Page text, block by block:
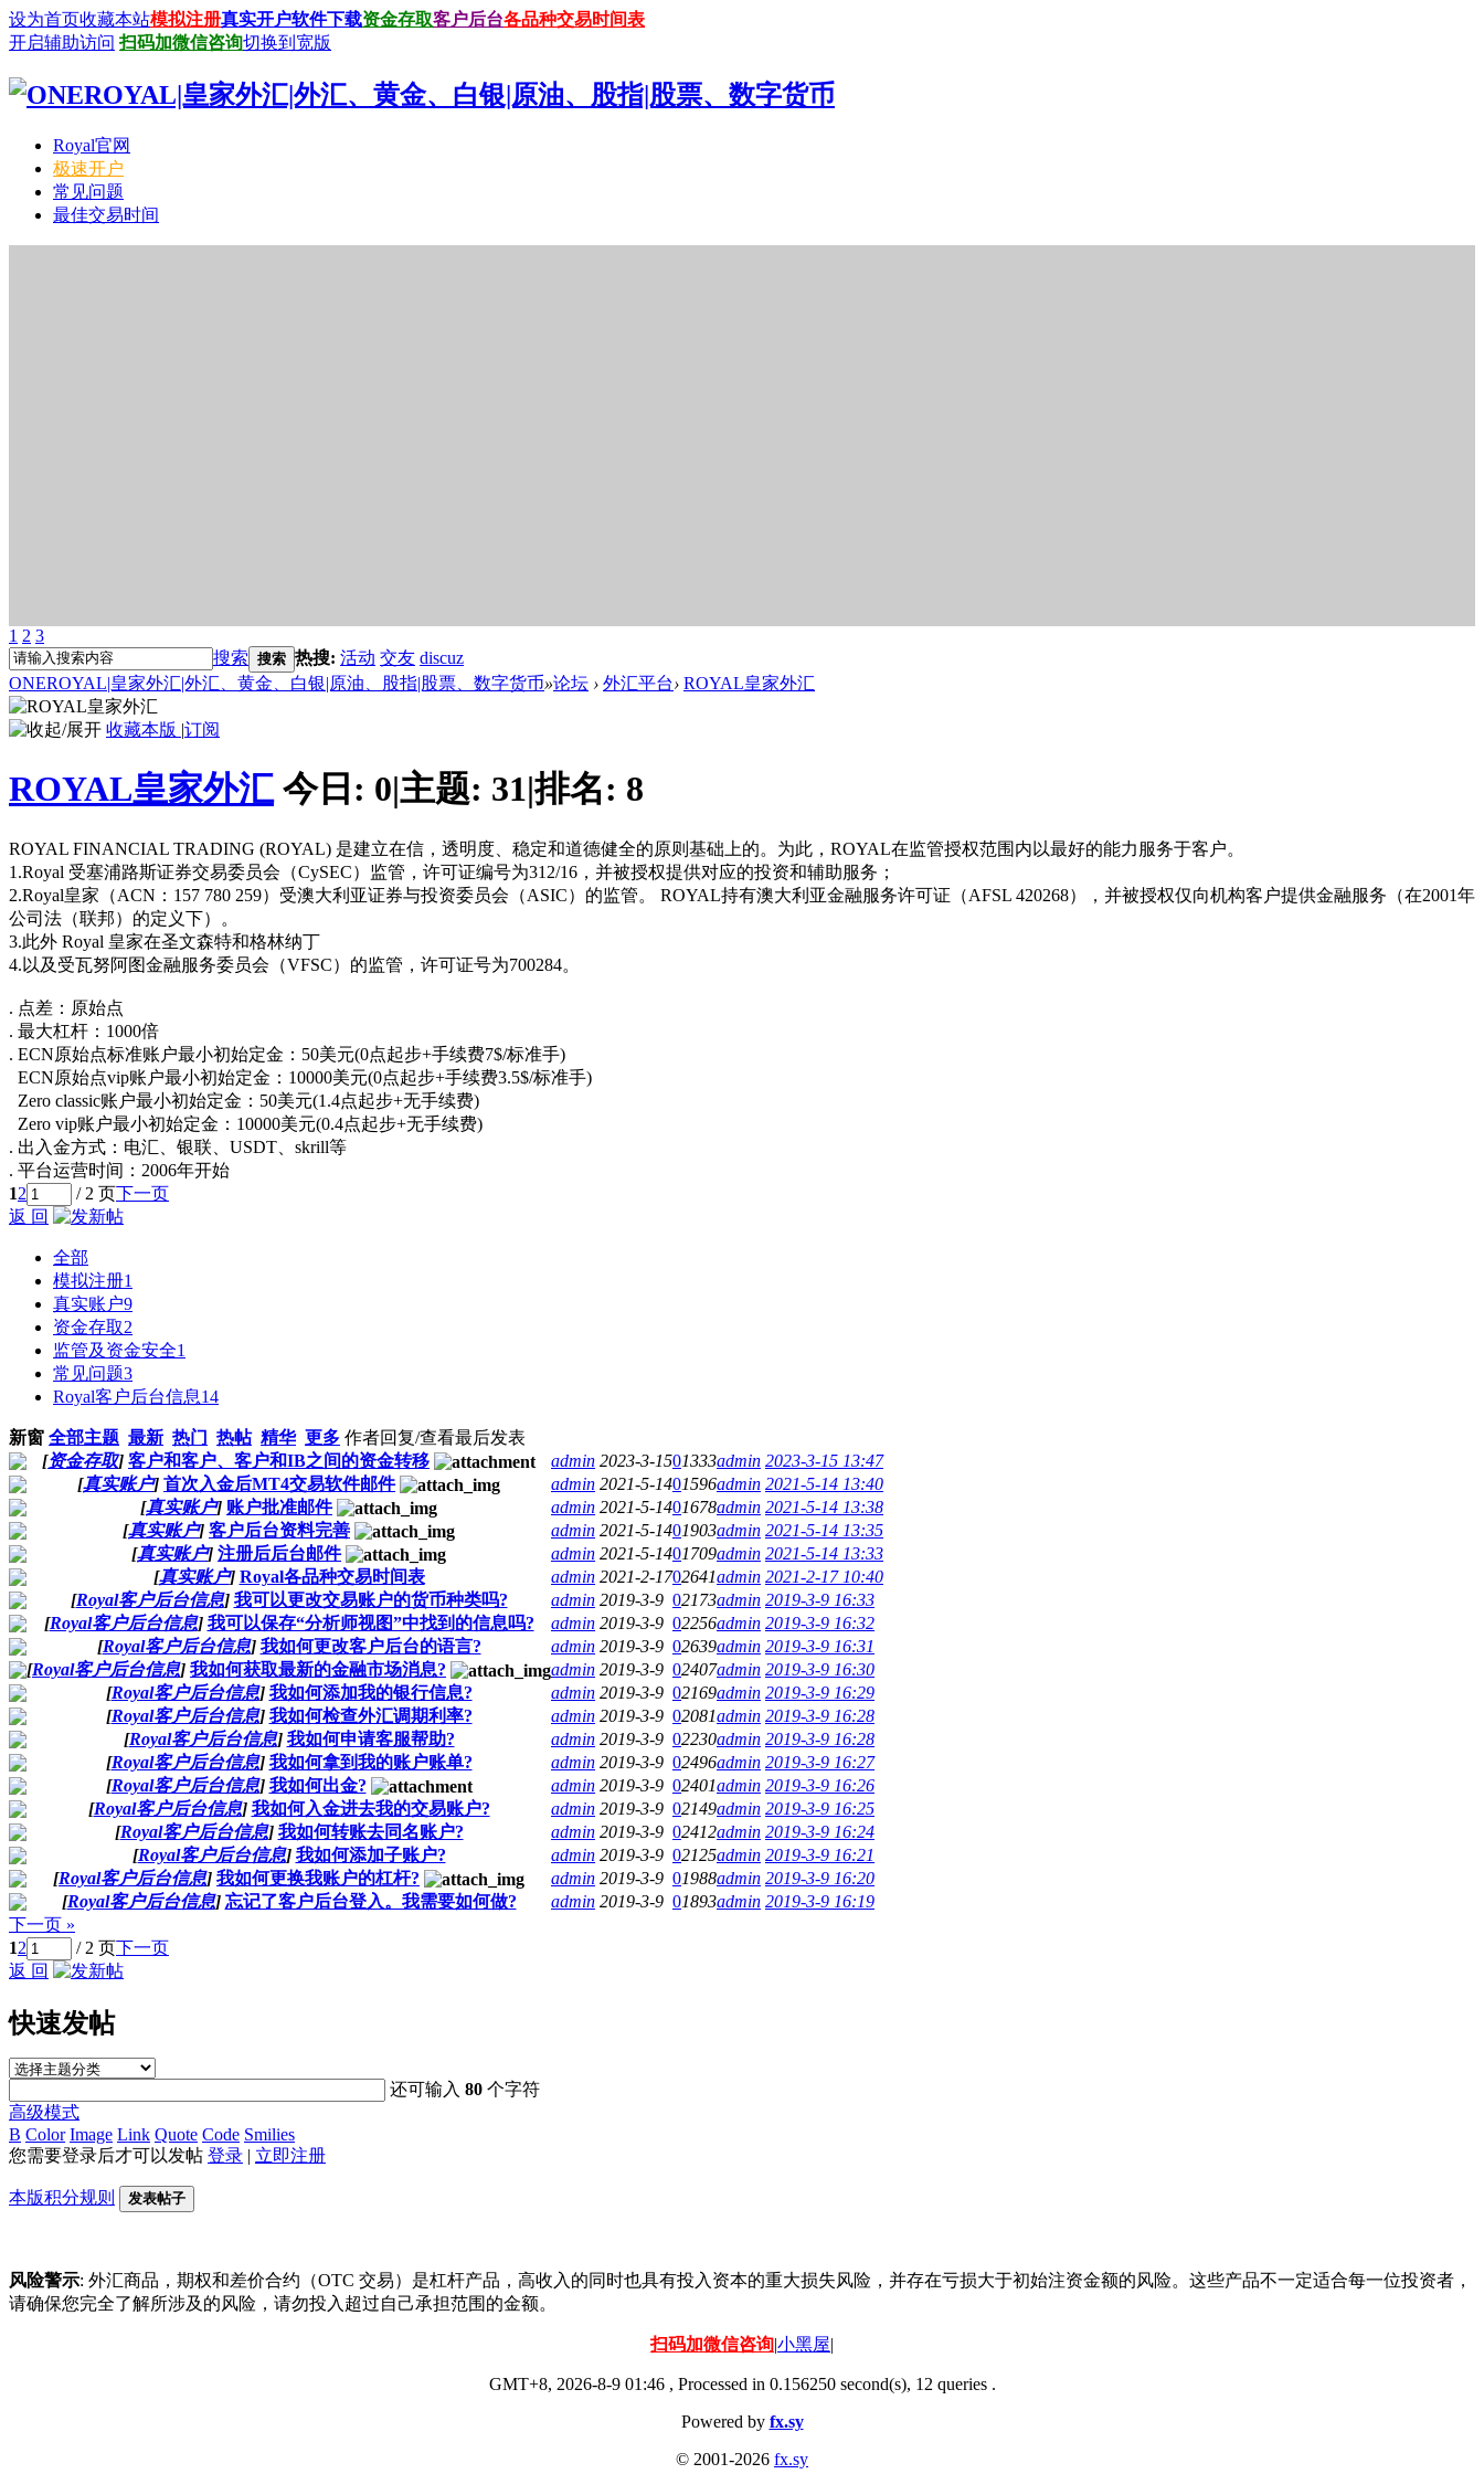
设为首页收藏本站模拟注册真实开户软件下载资金存取客户后台各品种交易时间表
开启辅助访问 扫码加微信咨询切换到宽版
Royal官网
极速开户
常见问题
最佳交易时间
1 2 3
搜索 搜索 热搜: 活动 交友 discuz
ONEROYAL|皇家外汇|外汇、黄金、白银|原油、股指|股票、数字货币»论坛 › 外汇平台› ROYAL皇家外汇
收藏本版 |订阅
ROYAL皇家外汇 今日: 0|主题: 31|排名: 8
ROYAL FINANCIAL TRADING (ROYAL) 是建立在信，透明度、稳定和道德健全的原则基础上的。为此，ROYAL在监管授权范围内以最好的能力服务于客户。
1.Royal 受塞浦路斯证券交易委员会（CySEC）监管，许可证编号为312/16，并被授权提供对应的投资和辅助服务；
2.Royal皇家（ACN：157 780 259）受澳大利亚证券与投资委员会（ASIC）的监管。 ROYAL持有澳大利亚金融服务许可证（AFSL 420268），并被授权仅向机构客户提供金融服务（在2001年
公司法（联邦）的定义下）。
3.此外 Royal 皇家在圣文森特和格林纳丁
4.以及受瓦努阿图金融服务委员会（VFSC）的监管，许可证号为700284。
. 点差：原始点
. 最大杠杆：1000倍
. ECN原始点标准账户最小初始定金：50美元(0点起步+手续费7$/标准手)
ECN原始点vip账户最小初始定金：10000美元(0点起步+手续费3.5$/标准手)
Zero classic账户最小初始定金：50美元(1.4点起步+无手续费)
Zero vip账户最小初始定金：10000美元(0.4点起步+无手续费)
. 出入金方式：电汇、银联、USDT、skrill等
. 平台运营时间：2006年开始
12 / 2 页下一页
返 回
全部
模拟注册1
真实账户9
资金存取2
监管及资金安全1
常见问题3
Royal客户后台信息14
新窗 全部主题 最新 热门 热帖 精华 更多 作者回复/查看最后发表
[资金存取] 客户和客户、客户和IB之间的资金转移 admin 2023-3-1501333admin 2023-3-15 13:47
[真实账户] 首次入金后MT4交易软件邮件 admin 2021-5-1401596admin 2021-5-14 13:40
[真实账户] 账户批准邮件 admin 2021-5-1401678admin 2021-5-14 13:38
[真实账户] 客户后台资料完善 admin 2021-5-1401903admin 2021-5-14 13:35
[真实账户] 注册后后台邮件 admin 2021-5-1401709admin 2021-5-14 13:33
[真实账户] Royal各品种交易时间表 admin 2021-2-1702641admin 2021-2-17 10:40
[Royal客户后台信息] 我可以更改交易账户的货币种类吗? admin 2019-3-9 02173admin 2019-3-9 16:33
[Royal客户后台信息] 我可以保存“分析师视图”中找到的信息吗? admin 2019-3-9 02256admin 2019-3-9 16:32
[Royal客户后台信息] 我如何更改客户后台的语言? admin 2019-3-9 02639admin 2019-3-9 16:31
[Royal客户后台信息] 我如何获取最新的金融市场消息? admin 2019-3-9 02407admin 2019-3-9 16:30
[Royal客户后台信息] 我如何添加我的银行信息? admin 2019-3-9 02169admin 2019-3-9 16:29
[Royal客户后台信息] 我如何检查外汇调期利率? admin 2019-3-9 02081admin 2019-3-9 16:28
[Royal客户后台信息] 我如何申请客服帮助? admin 2019-3-9 02230admin 2019-3-9 16:28
[Royal客户后台信息] 我如何拿到我的账户账单? admin 2019-3-9 02496admin 2019-3-9 16:27
[Royal客户后台信息] 我如何出金? admin 2019-3-9 02401admin 2019-3-9 16:26
[Royal客户后台信息] 我如何入金进去我的交易账户? admin 2019-3-9 02149admin 2019-3-9 16:25
[Royal客户后台信息] 我如何转账去同名账户? admin 2019-3-9 02412admin 2019-3-9 16:24
[Royal客户后台信息] 我如何添加子账户? admin 2019-3-9 02125admin 2019-3-9 16:21
[Royal客户后台信息] 我如何更换我账户的杠杆? admin 2019-3-9 01988admin 2019-3-9 16:20
[Royal客户后台信息] 忘记了客户后台登入。我需要如何做? admin 2019-3-9 01893admin 2019-3-9 16:19
下一页 »
12 / 2 页下一页
返 回
快速发帖
还可输入80 个字符
高级模式
B Color Image Link Quote Code Smilies
您需要登录后才可以发帖 登录 | 立即注册
本版积分规则 发表帖子
风险警示: 外汇商品，期权和差价合约（OTC 交易）是杠杆产品，高收入的同时也具有投入资本的重大损失风险，并存在亏损大于初始注资金额的风险。这些产品不一定适合每一位投资者，
请确保您完全了解所涉及的风险，请勿投入超过自己承担范围的金额。
扫码加微信咨询|小黑屋|
GMT+8, 2026-8-9 01:46, Processed in 0.156250 second(s), 12 queries .
Powered by fx.sy
© 2001-2026 fx.sy